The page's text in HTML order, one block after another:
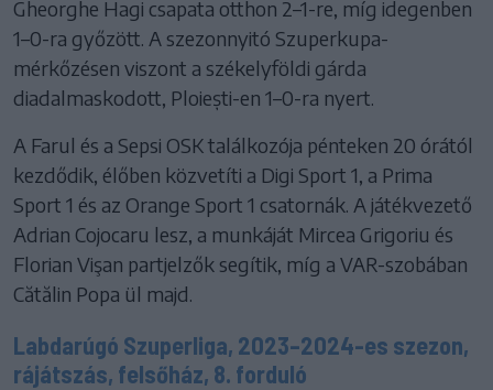
Gheorghe Hagi csapata otthon 2–1-re, míg idegenben
1–0-ra győzött. A szezonnyitó Szuperkupa-
mérkőzésen viszont a székelyföldi gárda
diadalmaskodott, Ploiești-en 1–0-ra nyert.
A Farul és a Sepsi OSK találkozója pénteken 20 órától
kezdődik, élőben közvetíti a Digi Sport 1, a Prima
Sport 1 és az Orange Sport 1 csatornák. A játékvezető
Adrian Cojocaru lesz, a munkáját Mircea Grigoriu és
Florian Vişan partjelzők segítik, míg a VAR-szobában
Cătălin Popa ül majd.
Labdarúgó Szuperliga, 2023–2024-es szezon,
rájátszás, felsőház, 8. forduló